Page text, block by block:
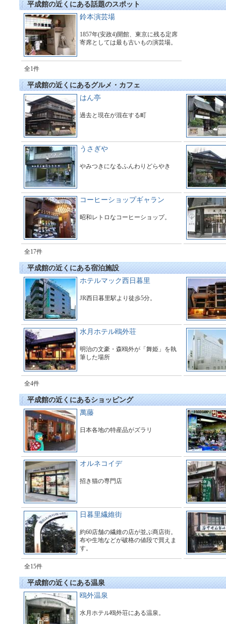
平成館の近くにある話題のスポット
鈴本演芸場
1857年(安政4)開館、東京に残る定席
寄席としては最も古いもの演芸場。
全1件
平成館の近くにあるグルメ・カフェ
はん亭
過去と現在が混在する町
うさぎや
やみつきになるふんわりどらやき
コーヒーショップギャラン
昭和レトロなコーヒーショップ。
全17件
平成館の近くにある宿泊施設
ホテルマック西日暮里
JR西日暮里駅より徒歩5分。
水月ホテル鴎外荘
明治の文豪・森鴎外が「舞姫」を執
筆した場所
全4件
平成館の近くにあるショッピング
萬藤
日本各地の特産品がズラリ
オルネコイデ
招き猫の専門店
日暮里繊維街
約60店舗の繊維の店が並ぶ商店街。
布や生地などが破格の値段で買えま
す。
全15件
平成館の近くにある温泉
鴎外温泉
水月ホテル鴎外荘にある温泉。